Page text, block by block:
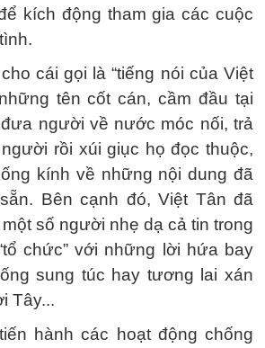
kích động tham gia các cuộc
cái gọi là “tiếng nói của Việt
tên cốt cán, cầm đầu tại
người về nước móc nối, trả
rồi xúi giục họ đọc thuộc,
kính về những nội dung đã
Bên cạnh đó, Việt Tân đã
số người nhẹ dạ cả tin trong
chức” với những lời hứa bay
sung túc hay tương lai xán
Tây...
hành các hoạt động chống